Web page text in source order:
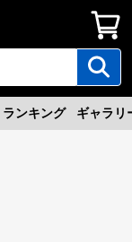
ランキング ギャラリ